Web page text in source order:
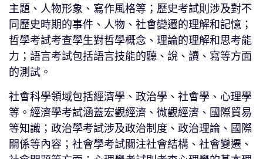
主題、人物形象、寫作風格等；歷史考試則涉及對不
同歷史時期的事件、人物、社會變遷的理解和記憶；
哲學考試考查學生對哲學概念、理論的理解和思考能
力；語言考試包括語言技能的聽、說、讀、寫等方面
的測試。
社會科學領域包括經濟學、政治學、社會學、心理學
等。經濟學考試涵蓋宏觀經濟、微觀經濟、國際貿易
等知識；政治學考試涉及政治制度、政治理論、國際
關係等內容；社會學考試關注社會結構、社會變遷、